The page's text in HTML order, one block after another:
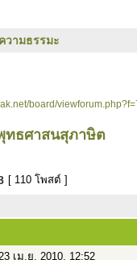
วามธรรมะ
board/
ทธศาสนสุภาษิต
[ 110 โพสต์ ]
เม.ย. 2010, 12:52